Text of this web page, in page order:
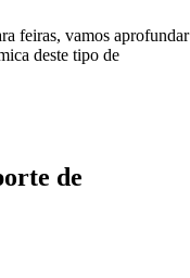
feiras, vamos aprofundar
deste tipo de
de